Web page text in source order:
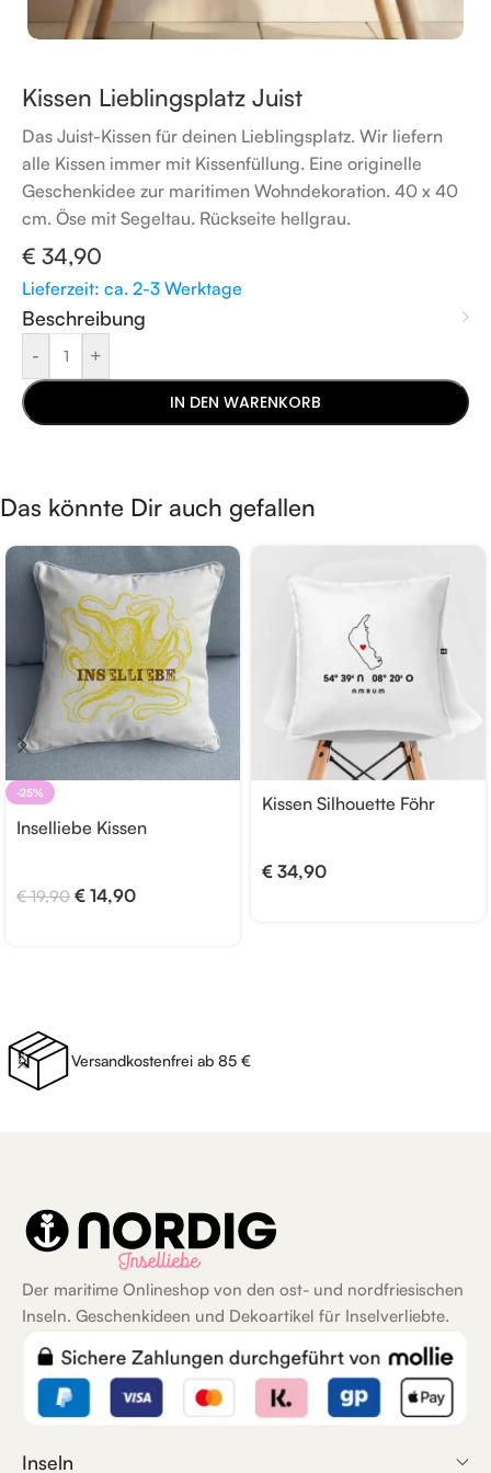
Kissen Lieblingsplatz Juist
Das Juist-Kissen für deinen Lieblingsplatz. Wir liefern
alle Kissen immer mit Kissenfüllung. Eine originelle
Geschenkidee zur maritimen Wohndekoration. 40 x 40
cm. Öse mit Segeltau. Rückseite hellgrau.
€ 34,90
Lieferzeit: ca. 2-3 Werktage
Beschreibung
- +
IN DEN WARENKORB
Das könnte Dir auch gefallen
-25%
Inselliebe Kissen
€19,90 € 14,90
Kissen Silhouette Föhr
€ 34,90
Versandkostenfrei ab 85 €
Der maritime Onlineshop von den ost- und nordfriesischen
Inseln. Geschenkideen und Dekoartikel für Inselverliebte.
Inseln